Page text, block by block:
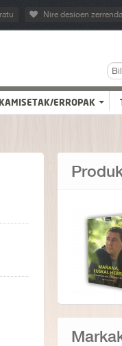
Nire desioen zerrenda
KAMISETAK/ERROPAK